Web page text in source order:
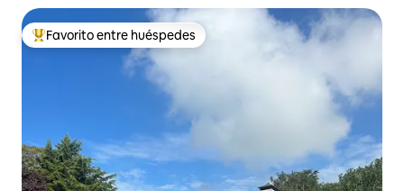
De los mejores en Favorito entre huéspedes
Favorito entre huéspedes